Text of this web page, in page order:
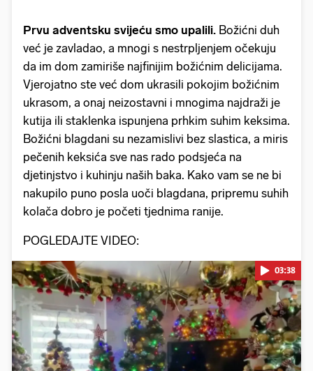
Prvu adventsku svijeću smo upalili. Božićni duh
već je zavladao, a mnogi s nestrpljenjem očekuju
da im dom zamiriše najfinijim božićnim delicijama.
Vjerojatno ste već dom ukrasili pokojim božićnim
ukrasom, a onaj neizostavni i mnogima najdraži je
kutija ili staklenka ispunjena prhkim suhim keksima.
Božićni blagdani su nezamislivi bez slastica, a miris
pečenih keksića sve nas rado podsjeća na
djetinjstvo i kuhinju naših baka. Kako vam se ne bi
nakupilo puno posla uoči blagdana, pripremu suhih
kolača dobro je početi tjednima ranije.
POGLEDAJTE VIDEO:
Pokretanje videa...
03:38